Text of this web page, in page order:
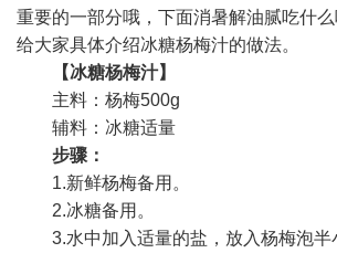
重要的一部分哦，下面消暑解油腻吃什
给大家具体介绍冰糖杨梅汁的做法。
【冰糖杨梅汁】
主料：杨梅500g
辅料：冰糖适量
步骤：
1.新鲜杨梅备用。
2.冰糖备用。
3.水中加入适量的盐，放入杨梅泡